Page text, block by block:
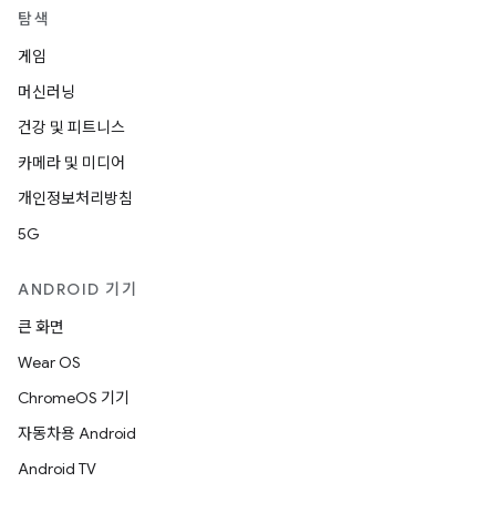
탐색
게임
머신러닝
건강 및 피트니스
카메라 및 미디어
개인정보처리방침
5G
ANDROID 기기
큰 화면
Wear OS
ChromeOS 기기
자동차용 Android
Android TV